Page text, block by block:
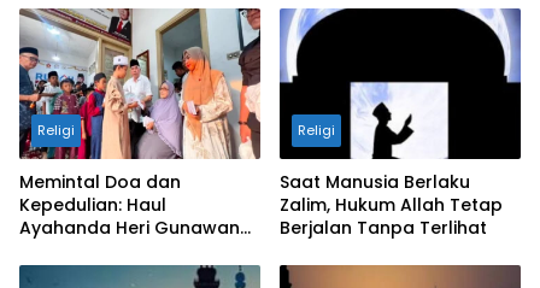
Religi
Memintal Doa dan
Kepedulian: Haul
Ayahanda Heri Gunawan
Yatim
Religi
Saat Manusia Berlaku
Zalim, Hukum Allah Tetap
Berjalan Tanpa Terlihat